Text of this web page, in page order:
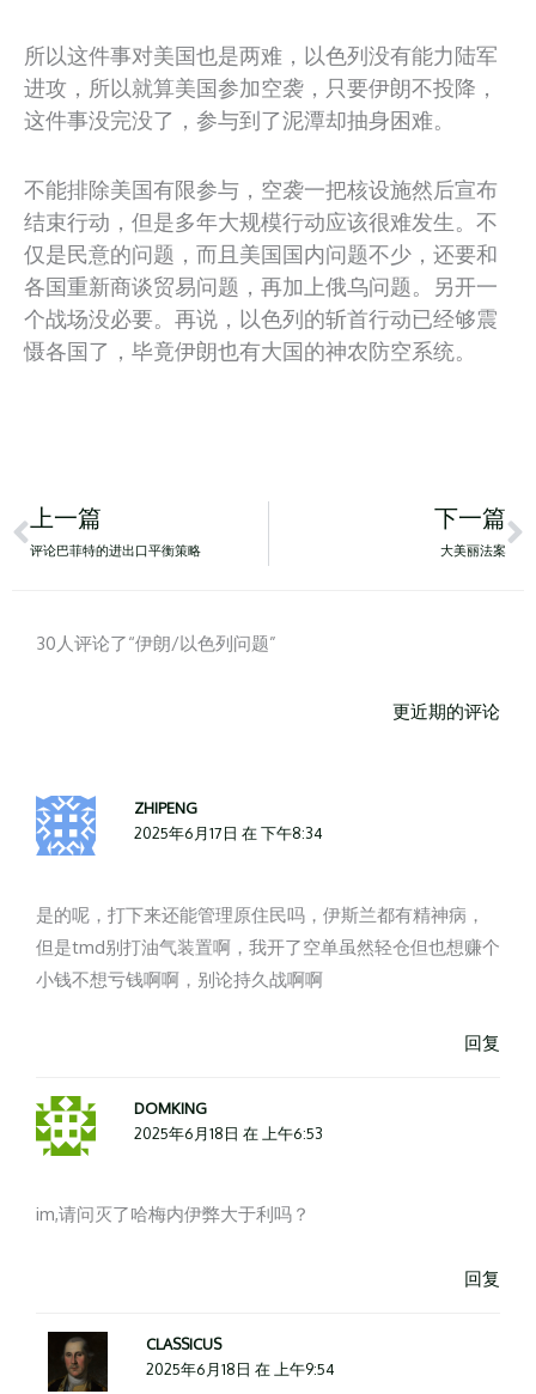
所以这件事对美国也是两难，以色列没有能力陆军
进攻，所以就算美国参加空袭，只要伊朗不投降，
这件事没完没了，参与到了泥潭却抽身困难。
不能排除美国有限参与，空袭一把核设施然后宣布
结束行动，但是多年大规模行动应该很难发生。不
仅是民意的问题，而且美国国内问题不少，还要和
各国重新商谈贸易问题，再加上俄乌问题。另开一
个战场没必要。再说，以色列的斩首行动已经够震
慑各国了，毕竟伊朗也有大国的神农防空系统。
Prev
上一篇
评论巴菲特的进出口平衡策略
下一篇
大美丽法案
30人评论了“伊朗/以色列问题”
近
更近期的评论
ZHIPENG
2025年6月17日 在 下午8:34
是的呢，打下来还能管理原住民吗，伊斯兰都有精神病，
但是tmd别打油气装置啊，我开了空单虽然轻仓但也想赚个
小钱不想亏钱啊啊，别论持久战啊啊
回复
DOMKING
2025年6月18日 在 上午6:53
im,请问灭了哈梅内伊弊大于利吗？
回复
CLASSICUS
2025年6月18日 在 上午9:54
近